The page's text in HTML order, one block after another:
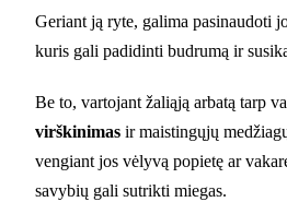
Geriant ją ryte, galima pasinaudoti
kuris gali padidinti budrumą ir
Be to, vartojant žaliąją arbatą tarp
virškinimas ir maistingųjų
vengiant jos vėlyvą popietę ar
savybių gali sutrikti miegas.